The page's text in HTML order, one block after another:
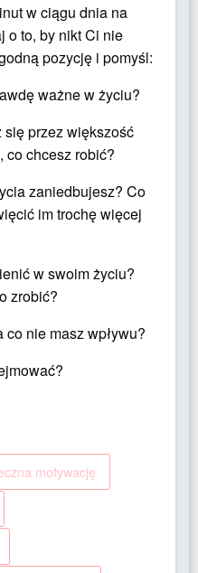
w ciągu dnia na
o to, by nikt Ci nie
pozycję i pomyśl:
ważne w życiu?
przez większość
co chcesz robić?
zaniedbujesz? Co
im trochę więcej
w swoim życiu?
zrobić?
co nie masz wpływu?
motywację